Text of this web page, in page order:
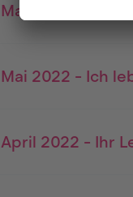
Mai 2022 -
Mai 2022 - Ich
April 2022 - Ihr